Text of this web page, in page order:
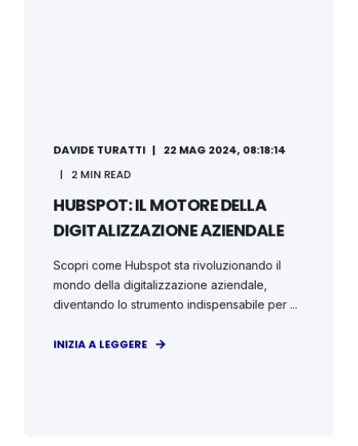
DAVIDE TURATTI
22 MAG 2024, 08:18:14
2 MIN READ
HUBSPOT: IL MOTORE DELLA
DIGITALIZZAZIONE AZIENDALE
Scopri come Hubspot sta rivoluzionando il
mondo della digitalizzazione aziendale,
diventando lo strumento indispensabile per ...
INIZIA A LEGGERE